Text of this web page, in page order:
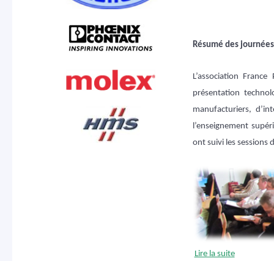
Résumé des
L’association
présentation
manufacturiers,
l’enseignement
ont suivi les sessions
Lire la suite